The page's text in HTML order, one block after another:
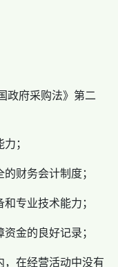
府采购法》第二
；
财务会计制度；
专业技术能力；
金的良好记录；
在经营活动中没有